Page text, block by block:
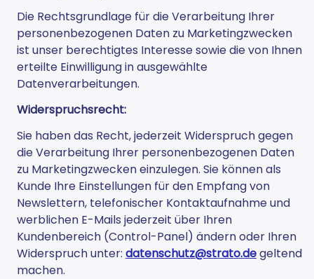
Die Rechtsgrundlage für die Verarbeitung Ihrer
personenbezogenen Daten zu Marketingzwecken
ist unser berechtigtes Interesse sowie die von Ihnen
erteilte Einwilligung in ausgewählte
Datenverarbeitungen.
Widerspruchsrecht:
Sie haben das Recht, jederzeit Widerspruch gegen
die Verarbeitung Ihrer personenbezogenen Daten
zu Marketingzwecken einzulegen. Sie können als
Kunde Ihre Einstellungen für den Empfang von
Newslettern, telefonischer Kontaktaufnahme und
werblichen E-Mails jederzeit über Ihren
Kundenbereich (Control-Panel) ändern oder Ihren
Widerspruch unter: datenschutz@strato.degeltend
machen.